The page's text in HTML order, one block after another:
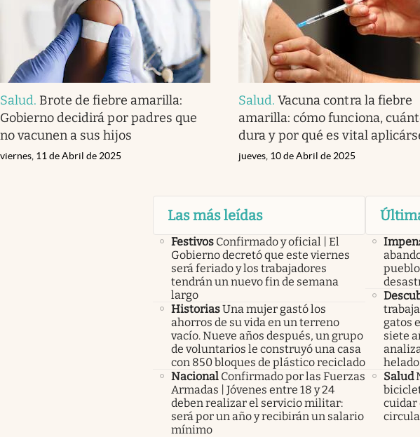
Salud. Brote de fiebre amarilla:
Gobierno decidirá por padres que
no vacunen a sus hijos
viernes, 11 de Abril de 2025
Salud.Vacuna contra la fiebre
amarilla: cómo funciona,
dura y por qué es vital
jueves, 10 de Abril de 2025
Las más leídas
Festivos Confirmado y oficial | El
Gobierno decretó que este viernes
será feriado y los trabajadores
tendrán un nuevo fin de semana
largo
HistoriasUna mujer gastó los
ahorros de su vida en un terreno
vacío. Nueve años después, un grupo
de voluntarios le construyó una casa
con 850 bloques de plástico reciclado
Nacional Confirmado por las Fuerzas
Armadas | Jóvenes entre 18 y 24
deben realizar el servicio militar:
será por un año y recibirán un salario
mínimo
gatos
siete
Salud
cuidar